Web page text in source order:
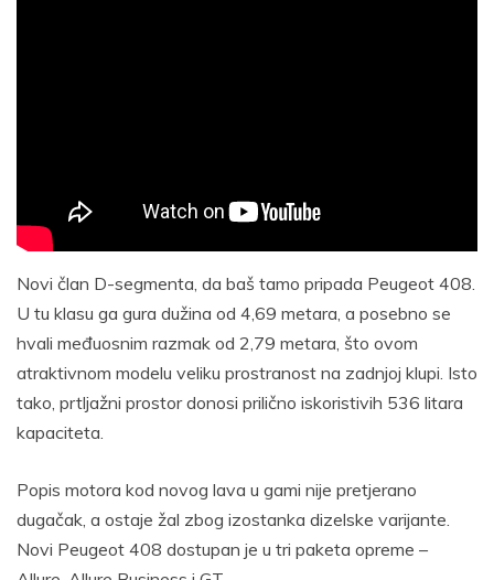
Novi član D-segmenta, da baš tamo pripada Peugeot 408.
U tu klasu ga gura dužina od 4,69 metara, a posebno se
hvali međuosnim razmak od 2,79 metara, što ovom
atraktivnom modelu veliku prostranost na zadnjoj klupi. Isto
tako, prtljažni prostor donosi prilično iskoristivih 536 litara
kapaciteta.
Popis motora kod novog lava u gami nije pretjerano
dugačak, a ostaje žal zbog izostanka dizelske varijante.
Novi Peugeot 408 dostupan je u tri paketa opreme –